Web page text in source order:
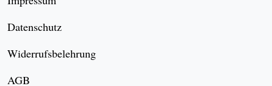
Datenschutz
Widerrufsbelehrung
AGB